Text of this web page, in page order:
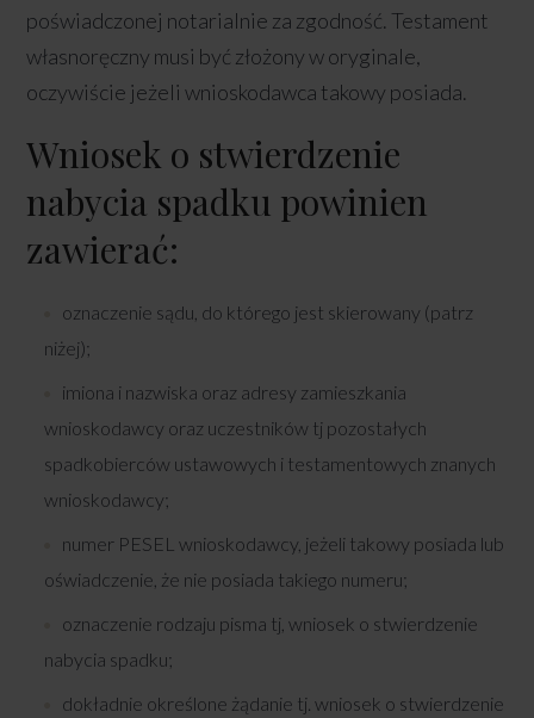
poświadczonej notarialnie za zgodność. Testament
własnoręczny musi być złożony w oryginale,
oczywiście jeżeli wnioskodawca takowy posiada.
Wniosek o stwierdzenie
nabycia spadku powinien
zawierać:
oznaczenie sądu, do którego jest skierowany (patrz
niżej);
imiona i nazwiska oraz adresy zamieszkania
wnioskodawcy oraz uczestników tj pozostałych
spadkobierców ustawowych i testamentowych znanych
wnioskodawcy;
numer PESEL wnioskodawcy, jeżeli takowy posiada lub
oświadczenie, że nie posiada takiego numeru;
oznaczenie rodzaju pisma tj, wniosek o stwierdzenie
nabycia spadku;
dokładnie określone żądanie tj. wniosek o stwierdzenie